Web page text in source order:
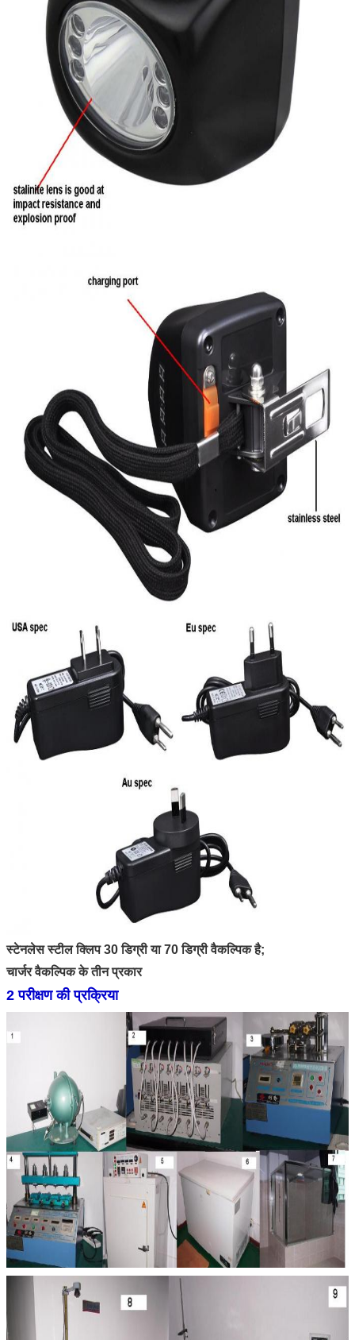
स्टेनलेस स्टील क्लिप 30 डिग्री या 70 डिग्री वैकल्पिक है;
चार्जर वैकल्पिक के तीन प्रकार
2 परीक्षण की प्रक्रिया